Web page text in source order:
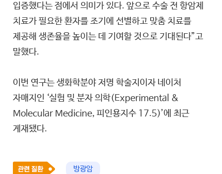
입증했다는 점에서 의미가 있다. 앞으로 수술 전 항암제
치료가 필요한 환자를 조기에 선별하고 맞춤 치료를
제공해 생존율을 높이는 데 기여할 것으로 기대된다”고
말했다.
이번 연구는 생화학분야 저명 학술지이자 네이처
자매지인 ‘실험 및 분자 의학(Experimental &
Molecular Medicine, 피인용지수 17.5)’에 최근
게재됐다.
방광암